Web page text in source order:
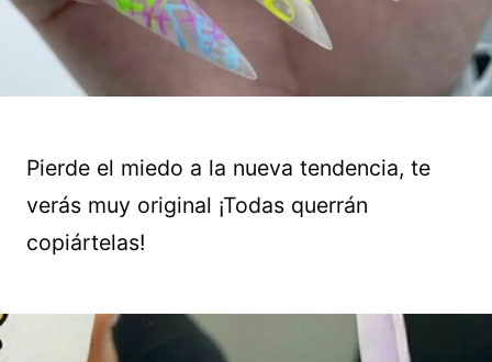
Pierde el miedo a la nueva tendencia, te
verás muy original ¡Todas querrán
copiártelas!